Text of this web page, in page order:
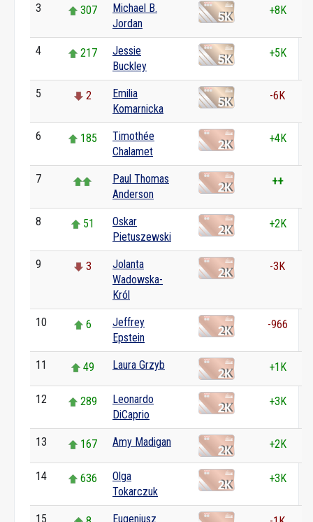
3 307
Michael B.
Jordan
+8K
4 217
Jessie
Buckley
+5K
5 2
Emilia
Komarnicka
-6K
6 185
Timothée
Chalamet
+4K
7
Paul Thomas
Anderson
++
8 51
Oskar
Pietuszewski
+2K
9 3
Jolanta
Wadowska-
Król
-3K
10 6
Jeffrey
Epstein
-966
11 49 Laura Grzyb +1K
12 289
Leonardo
DiCaprio
+3K
13 167 Amy Madigan +2K
14 636
Olga
Tokarczuk
+3K
15
Eugeniusz